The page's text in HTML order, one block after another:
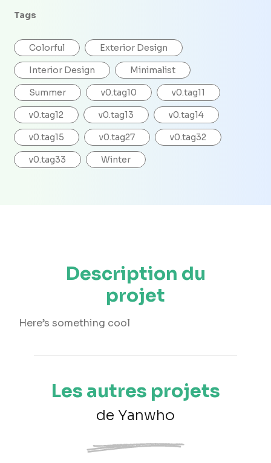
Tags
Colorful Exterior Design
Interior Design Minimalist
Summer v0.tag10 v0.tag11
v0.tag12 v0.tag13 v0.tag14
v0.tag15 v0.tag27 v0.tag32
v0.tag33 Winter
Description du
projet
Here’s something cool
Les autres projets
de Yanwho